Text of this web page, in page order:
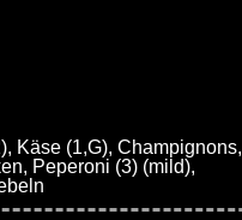
Käse (1,G), Champignons,
Peperoni (3) (mild),